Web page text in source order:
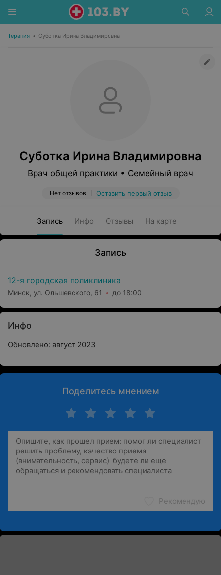
Терапия • Суботка Ирина Владимировна
Суботка Ирина Владимировна
Врач общей практики • Семейный врач
Нет отзывов Оставить первый отзыв
Запись Инфо Отзывы На карте
Запись
12-я городская поликлиника
Минск, ул. Ольшевского, 61 до 18:00
Инфо
Обновлено: август 2023
Поделитесь мнением
Рекомендую